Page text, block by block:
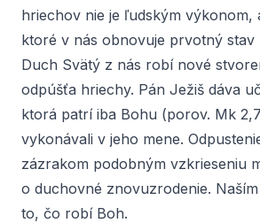
hriechov nie je ľudským výkonom,
ktoré v nás obnovuje prvotný stav
Duch Svätý z nás robí nové
odpúšťa hriechy. Pán Ježiš dáva
ktorá patrí iba Bohu (porov. Mk
vykonávali v jeho mene.
zázrakom podobným vzkrieseniu
o duchovné znovuzrodenie.
to, čo robí Boh.